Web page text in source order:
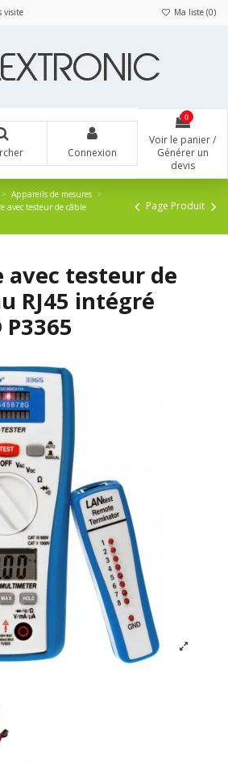
visite Ma liste (0)
Connexion
0
Voir le panier /
Générer un
devis
Appareils de mesures
avec testeur de câble
Page Produit
testeur de
RJ45 intégré